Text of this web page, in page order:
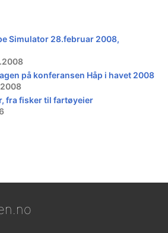
Simulator 28.februar 2008,
på konferansen Håp i havet 2008
fra fisker til fartøyeier